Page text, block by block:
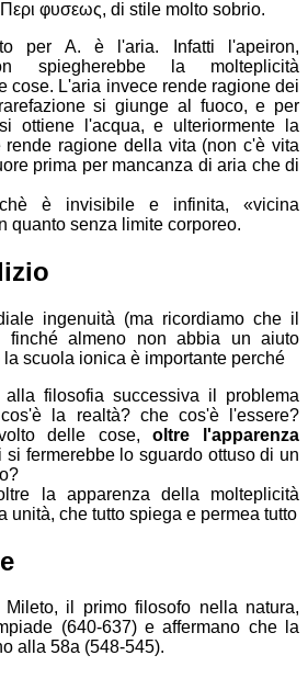
Περι φυσεως, di stile molto sobrio.
per A. è l'aria. Infatti l'apeiron,
spiegherebbe la molteplicità
cose. L'aria invece rende ragione dei
si giunge al fuoco, e per
ottiene l'acqua, e ulteriormente la
rende ragione della vita (non c'è vita
prima per mancanza di aria che di
è invisibile e infinita,
vicina
quanto senza limite corporeo.
ingenuità (ma ricordiamo che il
finché almeno non abbia un aiuto
scuola ionica è importante perché
filosofia successiva il problema
la realtà? che cos'è l'essere?
delle cose,oltre l'apparenza
si fermerebbe lo sguardo ottuso di un
la apparenza della molteplicità
unità, che tutto spiega e permea tutto
il primo filosofo nella natura,
(640-637) e affermano che la
alla 58a (548-545).